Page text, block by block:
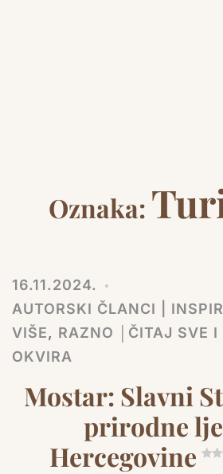
Oznaka:
16.11.2024.
AUTORSKI ČLANCI |
VIŠE, RAZNO │ČITAJ SVE
OKVIRA
Mostar: Slavni
prirodne
Hercegovine